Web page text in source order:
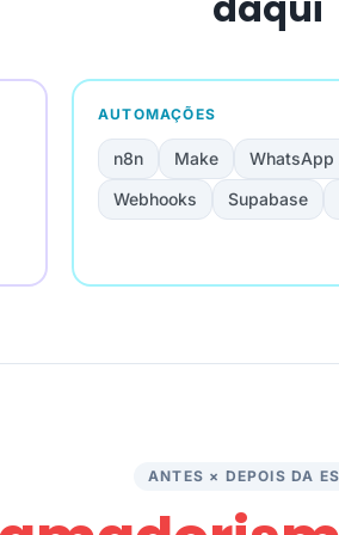
AUTOMAÇÕES
n8n Make
WhatsApp
Webhooks
Supabase
ANTES × DEPOIS DA